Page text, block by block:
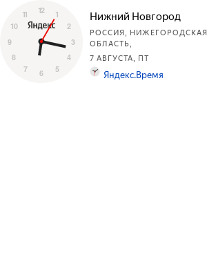
11
10
9
8
7 6 5
4
3
2
1
12 Нижний Новгород
РОССИЯ, НИЖЕГОРОДСКАЯ
ОБЛАСТЬ,
7 АВГУСТА, ПТ
Яндекс.Время